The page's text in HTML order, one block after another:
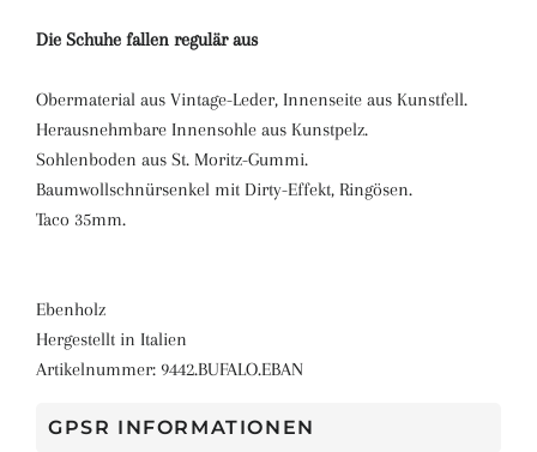
Die Schuhe fallen regulär aus
Obermaterial aus Vintage-Leder, Innenseite aus Kunstfell.
Herausnehmbare Innensohle aus Kunstpelz.
Sohlenboden aus St. Moritz-Gummi.
Baumwollschnürsenkel mit Dirty-Effekt, Ringösen.
Taco 35mm.
Ebenholz
Hergestellt in Italien
Artikelnummer: 9442.BUFALO.EBAN
GPSR INFORMATIONEN